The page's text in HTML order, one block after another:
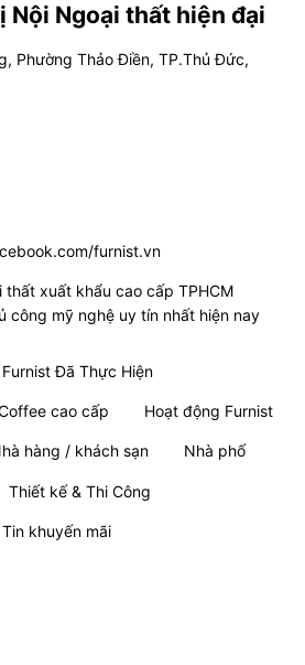
Nội Ngoại thất hiện đại
Phường Thảo Điền, TP.Thủ Đức,
furnist.vn
xuất khẩu cao cấp TPHCM
công mỹ nghệ uy tín nhất hiện nay
Đã Thực Hiện
cao cấp Hoạt động Furnist
hàng / khách sạn Nhà phố
Thiết kế & Thi Công
Tin khuyến mãi